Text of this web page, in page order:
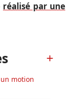
réalisé par une
motion